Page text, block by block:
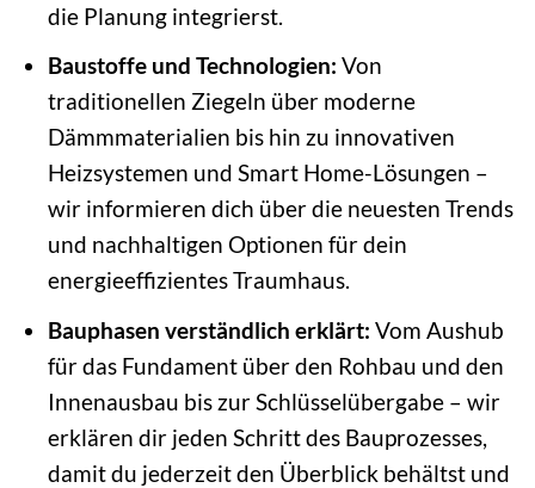
die Planung integrierst.
Baustoffe und Technologien: Von
traditionellen Ziegeln über moderne
Dämmmaterialien bis hin zu innovativen
Heizsystemen und Smart Home-Lösungen –
wir informieren dich über die neuesten Trends
und nachhaltigen Optionen für dein
energieeffizientes Traumhaus.
Bauphasen verständlich erklärt: Vom Aushub
für das Fundament über den Rohbau und den
Innenausbau bis zur Schlüsselübergabe – wir
erklären dir jeden Schritt des Bauprozesses,
damit du jederzeit den Überblick behältst und